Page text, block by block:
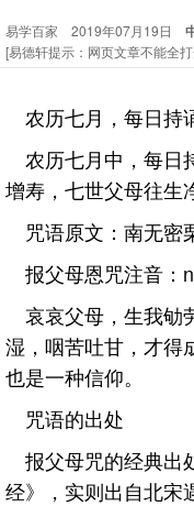
订！！
2025-10-01
2026丙午年铁笔居士精
易学百家 2019年07月19日
[易德轩提示：网页文章不能全
农历七月，每日持
农历七月中，每日
增寿，七世父母往生
咒语原文：南无密
报父母恩咒注音：
哀哀父母，生我劬
湿，咽苦吐甘，才得
也是一种信仰。
咒语的出处
报父母咒的经典出
经》，实则出自北宋